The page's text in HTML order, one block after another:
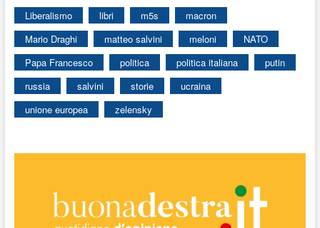
Liberalismo
libri m5s
macron
Mario Draghi
matteo salvini meloni
NATO
Papa Francesco
politica politica italiana
putin
russia
salvini storie
ucraina
unione europea
zelensky